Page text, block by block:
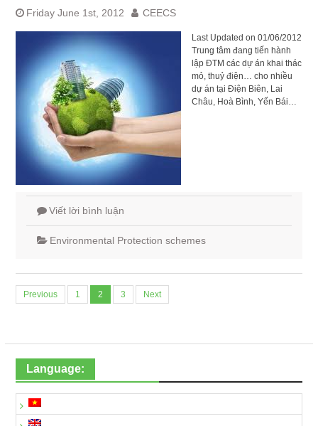
Friday June 1st, 2012 CEECS
Last Updated on 01/06/2012
Trung tâm đang tiến hành
lập ĐTM các dự án khai thác
mỏ, thuỷ điện… cho nhiều
dự án tại Điện Biên, Lai
Châu, Hoà Bình, Yến Bái…
Viết lời bình luận
Environmental Protection schemes
navigation
Previous 1 2 3 Next
Language: